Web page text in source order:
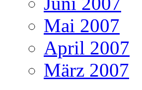
Mai 2007
April 2007
März 2007